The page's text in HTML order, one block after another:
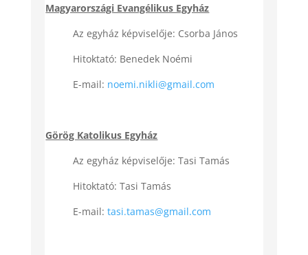
Magyarországi Evangélikus Egyház
Az egyház képviselője: Csorba János
Hitoktató: Benedek Noémi
E-mail: noemi.nikli@gmail.com
Görög Katolikus Egyház
Az egyház képviselője: Tasi Tamás
Hitoktató: Tasi Tamás
E-mail:tasi.tamas@gmail.com